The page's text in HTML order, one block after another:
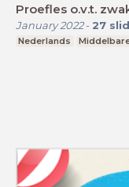
Proefles o.v.t.
January 2022- 27
Nederlands